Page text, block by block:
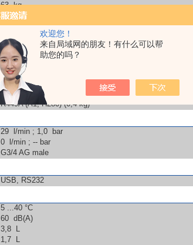
欢迎您！
来自局域网的朋友！有什么可以帮
助您的吗？
63 kg
1,8 - 2,1 kW
15 0 -10
2,5
water-cooled
R449A (A1, H280) (0,4 kg)
29 l/min ; 1,0 bar
0 l/min ; -- bar
G3/4 AG male
USB, RS232
5 ...40 °C
60 dB(A)
3,8 L
1,7 L